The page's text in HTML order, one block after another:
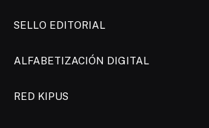
SELLO EDITORIAL
ALFABETIZACIÓN DIGITAL
RED KIPUS